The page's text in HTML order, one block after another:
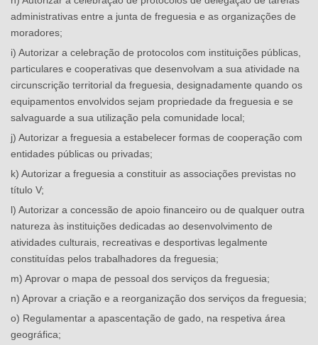
administrativas entre a junta de freguesia e as organizações de
moradores;
i) Autorizar a celebração de protocolos com instituições públicas,
particulares e cooperativas que desenvolvam a sua atividade na
circunscrição territorial da freguesia, designadamente quando os
equipamentos envolvidos sejam propriedade da freguesia e se
salvaguarde a sua utilização pela comunidade local;
j) Autorizar a freguesia a estabelecer formas de cooperação com
entidades públicas ou privadas;
k) Autorizar a freguesia a constituir as associações previstas no
título V;
l) Autorizar a concessão de apoio financeiro ou de qualquer outra
natureza às instituições dedicadas ao desenvolvimento de
atividades culturais, recreativas e desportivas legalmente
constituídas pelos trabalhadores da freguesia;
m) Aprovar o mapa de pessoal dos serviços da freguesia;
n) Aprovar a criação e a reorganização dos serviços da freguesia;
o) Regulamentar a apascentação de gado, na respetiva área
geográfica;